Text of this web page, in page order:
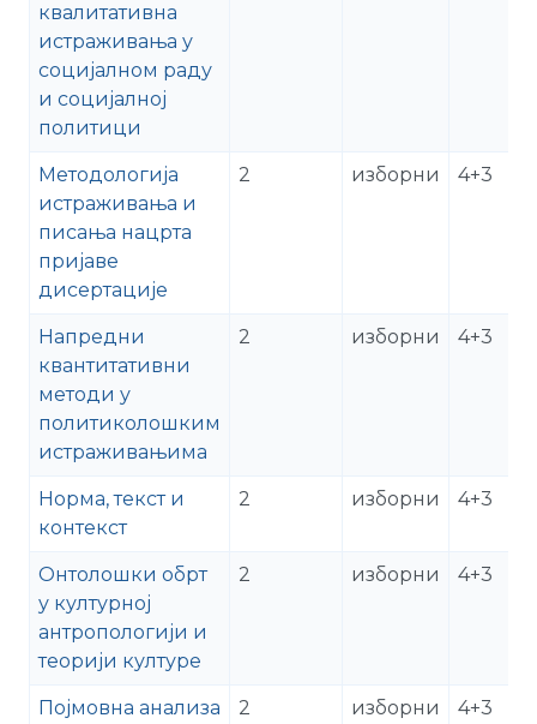
квалитативна
истраживања у
социјалном раду
и социјалној
политици
Методологија
истраживања и
писања нацрта
пријаве
дисертације
2 изборни 4+3
Напредни
квантитативни
методи у
политиколошким
истраживањима
2 изборни 4+3
Норма, текст и
контекст
2 изборни 4+3
Онтолошки обрт
у културној
антропологији и
теорији културе
2 изборни 4+3
Појмовна анализа
2 изборни 4+3